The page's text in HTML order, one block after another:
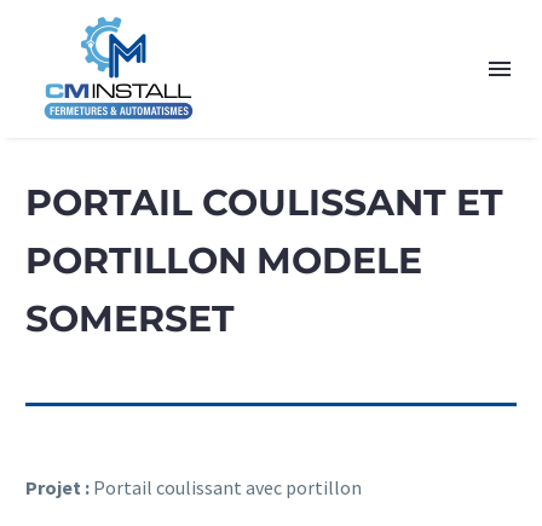
PORTAIL COULISSANT ET
PORTILLON MODELE
SOMERSET
Projet : Portail coulissant avec portillon